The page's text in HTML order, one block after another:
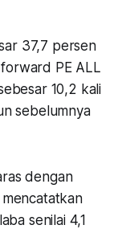
37,7 persen
PE ALL
10,2 kali
sebelumnya
dengan
senilai 4,1